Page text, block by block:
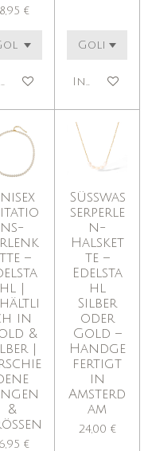
€
den WarenkorbIn den
ns-
–
hl |
in
&
|
&
€
Süßwas
serperle
n-
Halsket
te –
Edelsta
hl
Silber
oder
Gold –
Handge
fertigt
in
Amsterd
am
24,00 €